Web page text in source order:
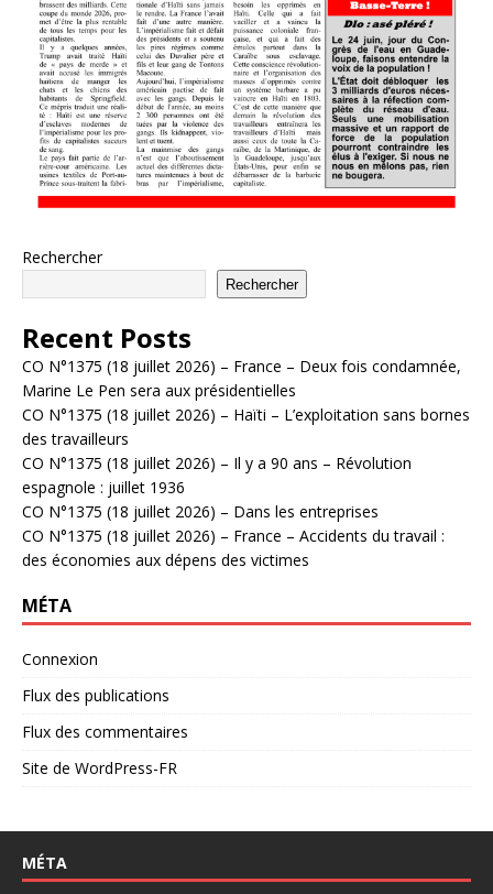
Rechercher
Rechercher
Recent Posts
CO N°1375 (18 juillet 2026) – France – Deux fois condamnée,
Marine Le Pen sera aux présidentielles
CO N°1375 (18 juillet 2026) – Haïti – L’exploitation sans bornes
des travailleurs
CO N°1375 (18 juillet 2026) – Il y a 90 ans – Révolution
espagnole : juillet 1936
CO N°1375 (18 juillet 2026) – Dans les entreprises
CO N°1375 (18 juillet 2026) – France – Accidents du travail :
des économies aux dépens des victimes
MÉTA
Connexion
Flux des publications
Flux des commentaires
Site de WordPress-FR
MÉTA